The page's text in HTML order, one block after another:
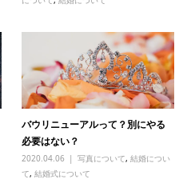
バウリニューアルって？別にやる
必要はない？
2020.04.06 写真について,結婚につい
て,結婚式について